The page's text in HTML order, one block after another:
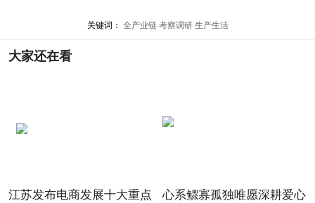
关键词： 全产业链 考察调研 生产生活
大家还在看
江苏发布电商发展十大重点
心系鳏寡孤独唯愿深耕爱心